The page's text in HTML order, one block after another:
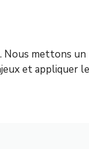
mettons
et